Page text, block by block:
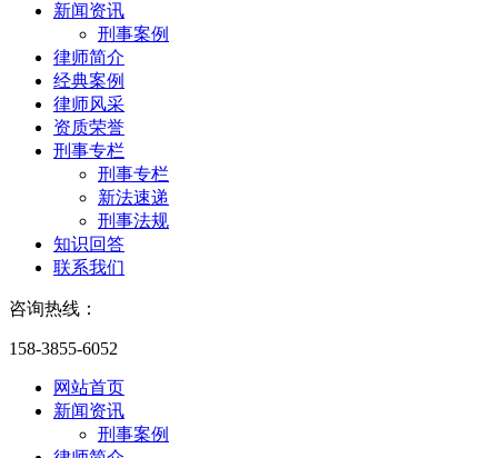
新闻资讯
刑事案例
律师简介
经典案例
律师风采
资质荣誉
刑事专栏
刑事专栏
新法速递
刑事法规
知识回答
联系我们
咨询热线：
158-3855-6052
网站首页
新闻资讯
刑事案例